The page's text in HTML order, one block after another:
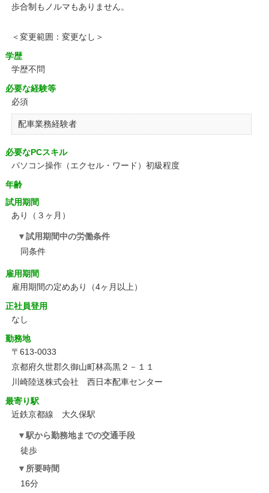
歩合制もノルマもありません。
＜変更範囲：変更なし＞
学歴
学歴不問
必要な経験等
必須
配車業務経験者
必要なPCスキル
パソコン操作（エクセル・ワード）初級程度
年齢
試用期間
あり（３ヶ月）
試用期間中の労働条件
同条件
雇用期間
雇用期間の定めあり（4ヶ月以上）
正社員登用
なし
勤務地
〒613-0033
京都府久世郡久御山町林高黒２－１１
川崎陸送株式会社 西日本配車センター
最寄り駅
近鉄京都線 大久保駅
駅から勤務地までの交通手段
徒歩
所要時間
16分